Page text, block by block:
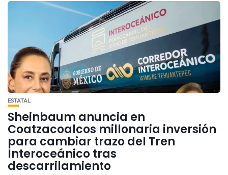
ESTATAL
Sheinbaum anuncia en
Coatzacoalcos millonaria inversión
para cambiar trazo del Tren
Interoceánico tras
descarrilamiento